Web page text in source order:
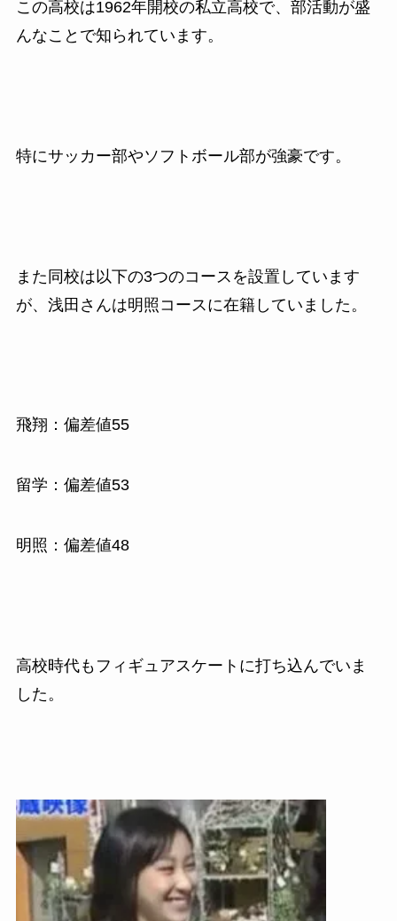
この高校は1962年開校の私立高校で、部活動が盛
んなことで知られています。
特にサッカー部やソフトボール部が強豪です。
また同校は以下の3つのコースを設置しています
が、浅田さんは明照コースに在籍していました。
飛翔：偏差値55
留学：偏差値53
明照：偏差値48
高校時代もフィギュアスケートに打ち込んでいま
した。